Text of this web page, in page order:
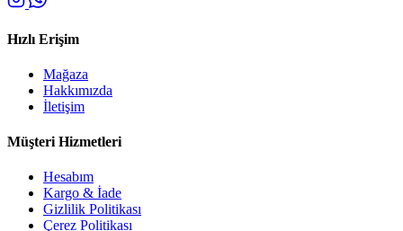
Hızlı Erişim
Mağaza
Hakkımızda
İletişim
Müşteri Hizmetleri
Hesabım
Kargo & İade
Gizlilik Politikası
Çerez Politikası